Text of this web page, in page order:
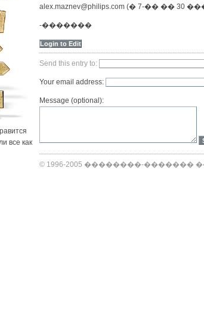
все как
alex.maznev@philips.com (� 7-�� �� 30
-�������
Login to Edit
Send this entry to:
Your email address:
Message (optional):
© 1996-2005 ��������-�������